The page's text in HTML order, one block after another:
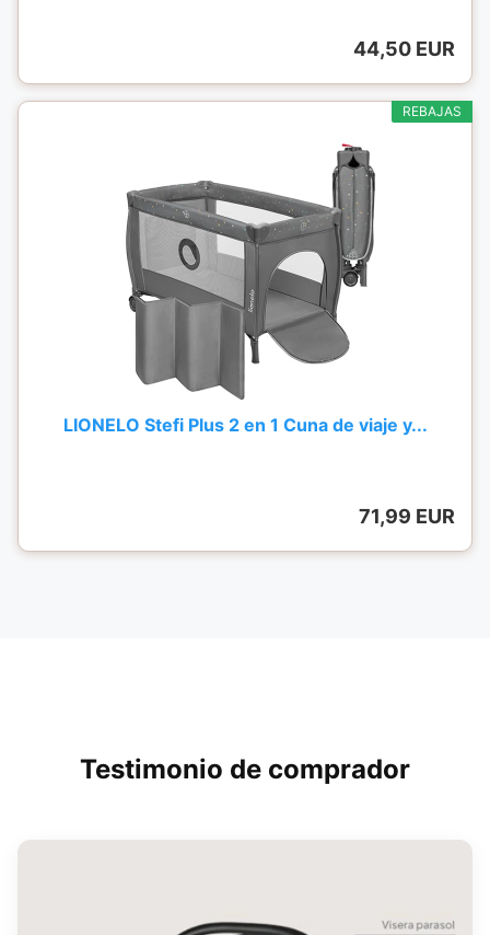
44,50 EUR
REBAJAS
LIONELO Stefi Plus 2 en 1 Cuna de viaje y...
71,99 EUR
Testimonio de comprador